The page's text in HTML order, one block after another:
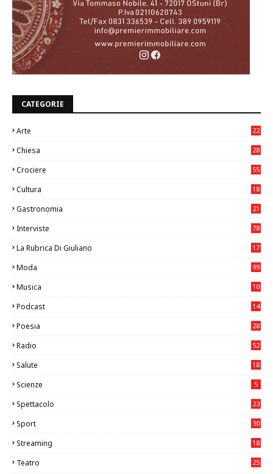
CATEGORIE
Arte
22
Chiesa
28
Crociere 55
Cultura
18
Gastronomia
21
Interviste 78
La Rubrica Di Giuliano
17
Moda 99
Musica
10
Podcast 14
Poesia 28
Radio 52
Salute
18
Scienze 5
Spettacolo 23
Sport
30
Streaming 18
Teatro
25